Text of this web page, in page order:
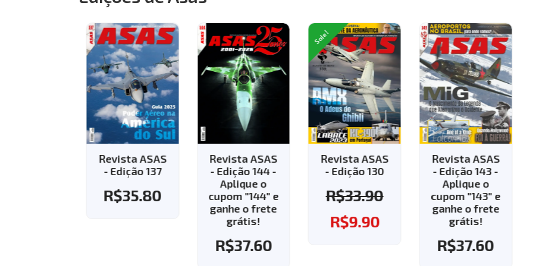
Revista ASAS
- Edição 137
R$35.80
Revista ASAS
- Edição 144 -
Aplique o
cupom "144" e
ganhe o frete
grátis!
R$37.60
Sale!
Revista ASAS
- Edição 130
R$33.90
R$9.90
Revista ASAS
- Edição 143 -
Aplique o
cupom "143" e
ganhe o frete
grátis!
R$37.60